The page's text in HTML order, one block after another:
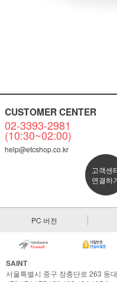
CUSTOMER CENTER
02-3393-2981
(10:30~02:00)
help@etcshop.co.kr
고객센
연결하
PC 버전
SAINT
서울특별시 중구 장충단로 263 동